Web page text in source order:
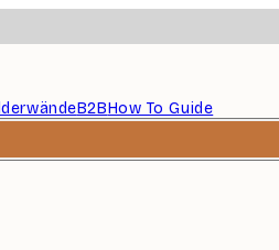
B2BHow To Guide